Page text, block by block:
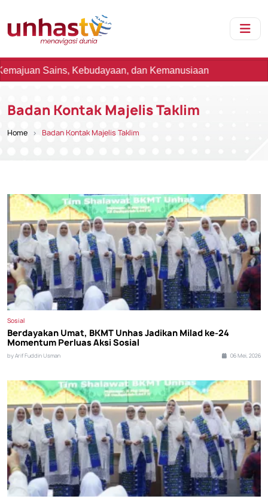
Sains, Kebudayaan, dan Kemanusiaan
Badan Kontak Majelis Taklim
Home Badan Kontak Majelis Taklim
Sosial
Berdayakan Umat, BKMT Unhas Jadikan Milad ke-24
Momentum Perluas Aksi Sosial
by Arif Fuddin Usman 06 Mei, 2026